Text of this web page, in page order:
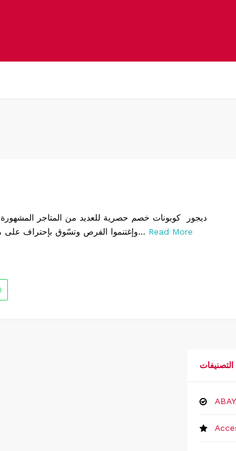
التخفيضات والعروض COPONAT وإغتنموا الفرص وتسّوق بإحتراف على موقع... Read More
التصنيفات